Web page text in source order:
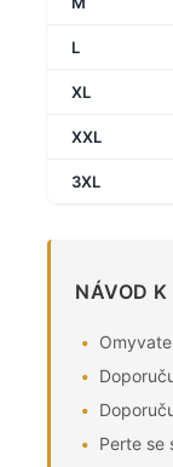
L
XL
XXL
3XL
NÁVOD K
Perte se